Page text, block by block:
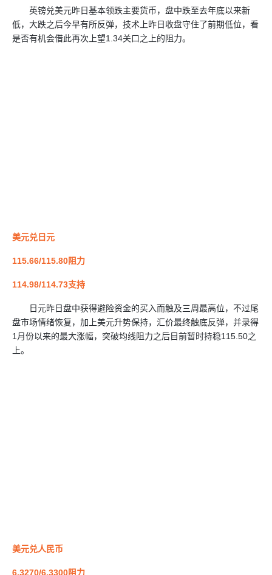
英镑兑美元昨日基本领跌主要货币，盘中跌至去年底以来新
低，大跌之后今早有所反弹，技术上昨日收盘守住了前期低位，看
是否有机会借此再次上望1.34关口之上的阻力。
美元兑日元
115.66/115.80阻力
114.98/114.73支持
日元昨日盘中获得避险资金的买入而触及三周最高位，不过尾
盘市场情绪恢复，加上美元升势保持，汇价最终触底反弹，并录得
1月份以来的最大涨幅，突破均线阻力之后目前暂时持稳115.50之
上。
美元兑人民币
6.3270/6.3300阻力